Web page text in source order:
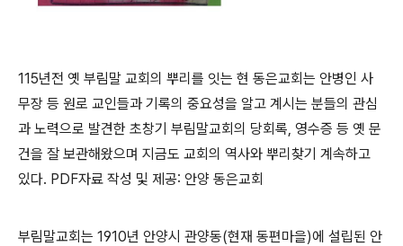
115년전 옛 부림말 교회의 뿌리를 잇는 현 동은교회는 안병인 사
무장 등 원로 교인들과 기록의 중요성을 알고 계시는 분들의 관심
과 노력으로 발견한 초창기 부림말교회의 당회록, 영수증 등 옛 문
건을 잘 보관해왔으며 지금도 교회의 역사와 뿌리찾기 계속하고
있다. PDF자료 작성 및 제공: 안양 동은교회
부림말교회는 1910년 안양시 관양동(현재 동편마을)에 설립된 안